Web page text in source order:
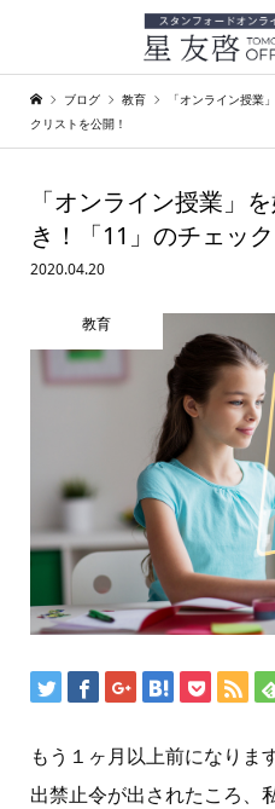
ブログ 教育
「オンライン授業
クリストを公開！
「オンライン授業」
き！「11」のチェッ
2020.04.20
教育
もう１ヶ月以上前になりま
出禁止令が出されたころ、